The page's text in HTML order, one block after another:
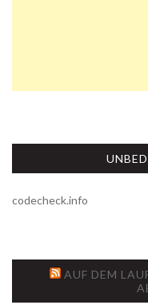
codecheck.info
AUF DEM